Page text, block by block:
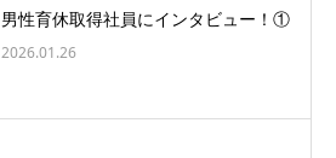
男性育休取得社員にインタビュー！①
2026.01.26